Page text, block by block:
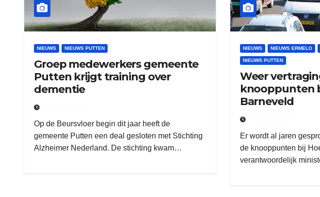
NIEUWS NIEUWS PUTTEN
Groep medewerkers gemeente
Putten krijgt training over
dementie
Op de Beursvloer begin dit jaar heeft de
gemeente Putten een deal gesloten met Stichting
Alzheimer Nederland. De stichting kwam…
NIEUWS NIEUWS ERMELO
NIEUWS PUTTEN
Weer
knooppunten
Barneveld
Er wordt al jaren
de knooppunten bij
verantwoordelijk